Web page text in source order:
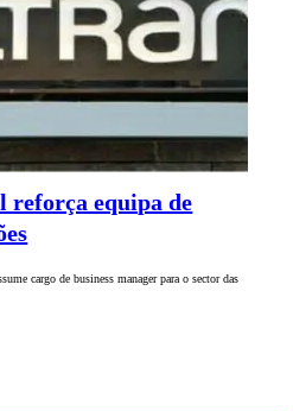
reforça equipa de
cargo de business manager para o sector das